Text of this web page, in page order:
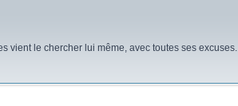
vient le chercher lui même, avec toutes ses excuses.